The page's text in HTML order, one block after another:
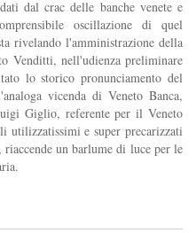
dal crac delle banche venete e
oscillazione di quel
rivelando l'amministrazione della
Venditti, nell'udienza preliminare
lo storico pronunciamento del
vicenda di Veneto Banca,
Giglio, referente per il Veneto
e super precarizzati
un barlume di luce per le